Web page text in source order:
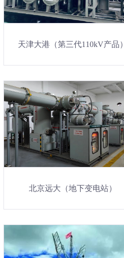
天津大港（第三代110kV产品）
北京远大（地下变电站）